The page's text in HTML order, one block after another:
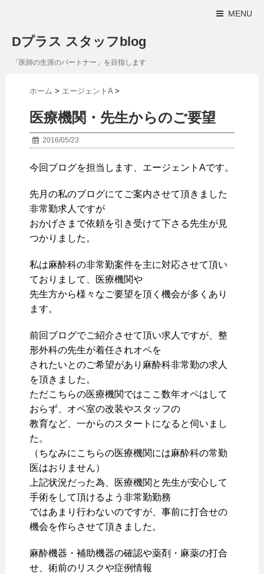
MENU
Dプラス スタッフblog
「医師の生涯のパートナー」を目指します
ホーム > エージェントA >
医療機関・先生からのご要望
2016/05/23
今回ブログを担当します、エージェントAです。
先月の私のブログにてご案内させて頂きました
非常勤求人ですが
おかげさまで依頼を引き受けて下さる先生が見
つかりました。
私は麻酔科の非常勤案件を主に対応させて頂い
ておりまして、医療機関や
先生方から様々なご要望を頂く機会が多くあり
ます。
前回ブログでご紹介させて頂い求人ですが、整
形外科の先生が着任されオペを
されたいとのご希望があり麻酔科非常勤の求人
を頂きました。
ただこちらの医療機関ではここ数年オペはして
おらず、オペ室の改装やスタッフの
教育など、一からのスタートになると伺いまし
た。
（ちなみにこちらの医療機関には麻酔科の常勤
医はおりません）
上記状況だった為、医療機関と先生が安心して
手術をして頂けるよう非常勤勤務
ではあまり行わないのですが、事前に打合せの
機会を作らさせて頂きました。
麻酔機器・補助機器の確認や薬剤・麻薬の打合
せ、術前のリスクや症例情報